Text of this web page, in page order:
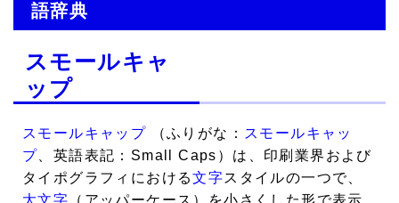
語辞典
スモールキャ
ップ
スモールキャップ （ふりがな： スモールキャッ
プ 、英語表記：Small Caps）は、印刷業界および
タイポグラフィにおける文字スタイルの一つで、
大文字 （アッパーケース）を小さくした形で表示